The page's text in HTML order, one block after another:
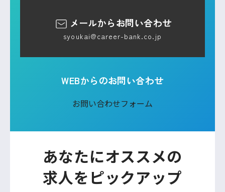
メールからお問い合わせ
syoukai@career-bank.co.jp
WEBからのお問い合わせ
お問い合わせフォーム
あなたにオススメの
求人をピックアップ